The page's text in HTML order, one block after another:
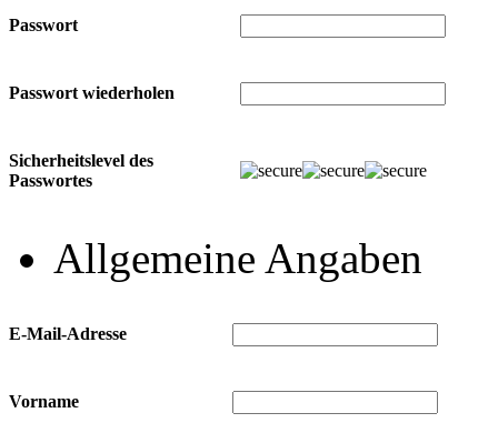
Passwort
Passwort wiederholen
Sicherheitslevel des
Passwortes
Allgemeine Angaben
E-Mail-Adresse
Vorname